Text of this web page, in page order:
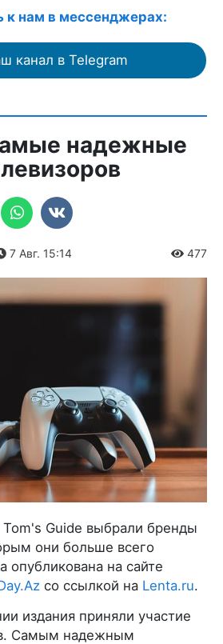
к нам в мессенджерах:
канал в Telegram
надежные
7 Авг. 15:14 477
Tom's Guide выбрали бренды
они больше всего
опубликована на сайте
со ссылкой на Lenta.ru.
издания приняли участие
Самым надежным